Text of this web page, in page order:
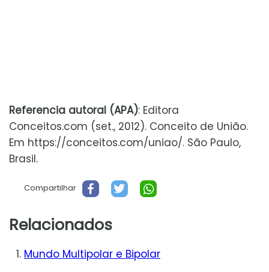
Referencia autoral (APA): Editora
Conceitos.com (set., 2012). Conceito de União.
Em https://conceitos.com/uniao/. São Paulo,
Brasil.
Compartilhar
Relacionados
Mundo Multipolar e Bipolar